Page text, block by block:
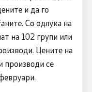
и да го
Со одлука на
на 102 групи или
Цените на
производи се